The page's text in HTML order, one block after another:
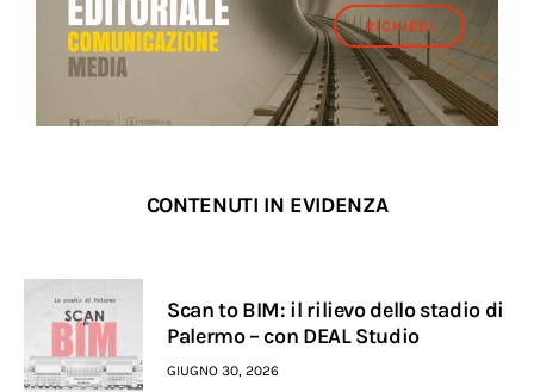
RICHIEDI
CONTENUTI IN EVIDENZA
Scan to BIM: il rilievo dello stadio di
Palermo – con DEAL Studio
GIUGNO 30, 2026